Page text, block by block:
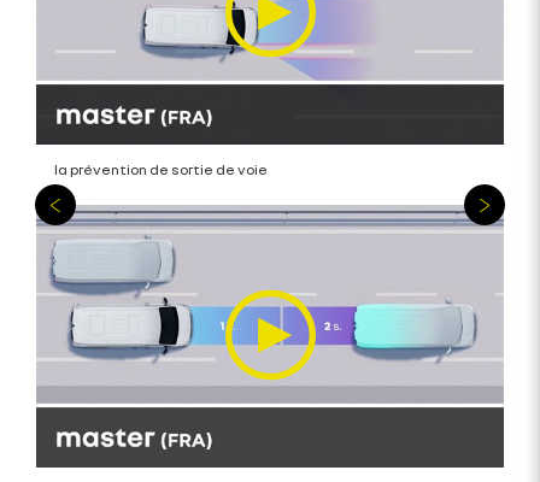
la prévention de sortie de voie